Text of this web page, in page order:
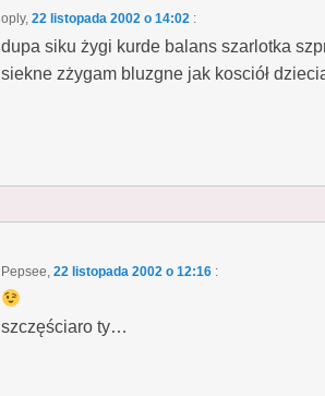
oply, 22 listopada 2002 o 14:02 :
dupa siku żygi kurde balans szarlotka
siekne zżygam bluzgne jak kosciół
Pepsee 22 listopada 2002 o 12:16 :
szczęściaro ty…